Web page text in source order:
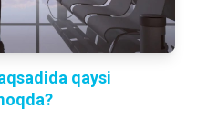
qaysi